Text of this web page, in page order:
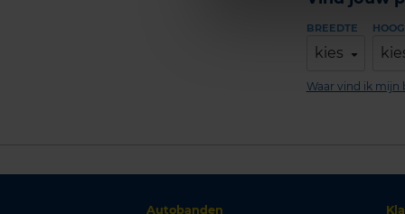
BREEDTE
kies
Waar vind ik mijn
Autobanden